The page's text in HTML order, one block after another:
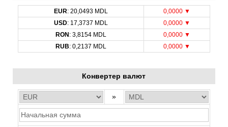
EUR: 20,0493 MDL
0,0000 ▼
USD: 17,3737 MDL
0,0000 ▼
RON: 3,8154 MDL
0,0000 ▼
RUB: 0,2137 MDL 0,0000 ▼
Конвертер валют
»